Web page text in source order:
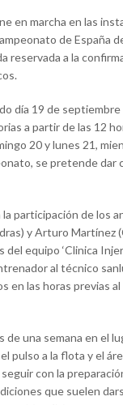
en marcha en las
de España
reservada a la
día 19 de
a partir de las 12
20 y lunes 21,
se pretende dar
participación de los
y Arturo Martínez
equipo ‘Clinica
al técnico
en las horas previas al
de una semana en el
pulso a la flota y el
con la
que suelen